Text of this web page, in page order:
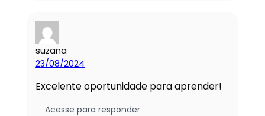
suzana
23/08/2024
Excelente oportunidade para aprender!
Acesse para responder